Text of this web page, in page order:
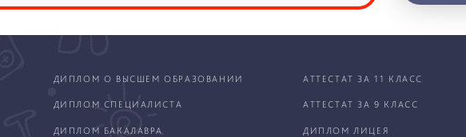
ДИПЛОМ О ВЫСШЕМ ОБРАЗОВАНИИ АТТЕСТАТ ЗА 11 КЛАСС
ДИПЛОМ СПЕЦИАЛИСТА АТТЕСТАТ ЗА 9 КЛАСС
ДИПЛОМ БАКАЛАВРА ДИПЛОМ ЛИЦЕЯ